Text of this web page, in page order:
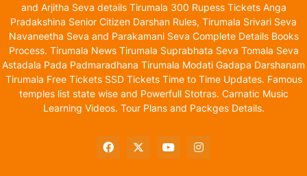
and Arjitha Seva details Tirumala 300 Rupess Tickets Anga
Pradakshina Senior Citizen Darshan Rules, Tirumala Srivari Seva
Navaneetha Seva and Parakamani Seva Complete Details Books
Process. Tirumala News Tirumala Suprabhata Seva Tomala Seva
Astadala Pada Padmaradhana Tirumala Modati Gadapa Darshanam
Tirumala Free Tickets SSD Tickets Time to Time Updates. Famous
temples list state wise and Powerfull Stotras. Carnatic Music
Learning Videos. Tour Plans and Packges Details.